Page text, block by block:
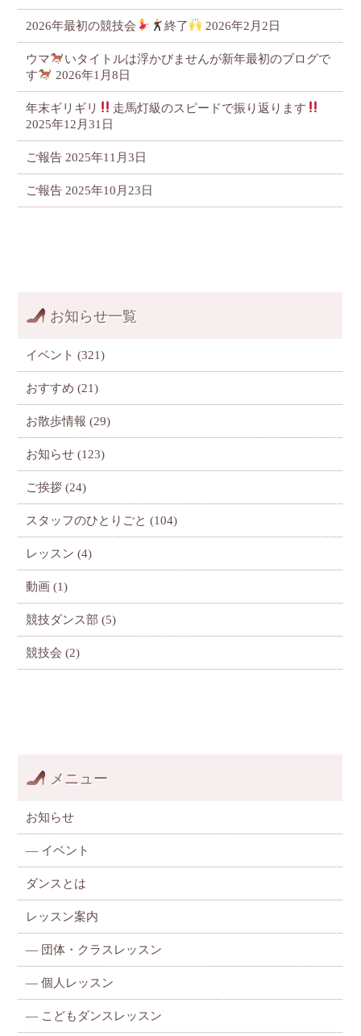
2026年最初の競技会 終了 2026年2月2日
ウマ
いタイトルは浮かびませんが新年最初のブログで
す
2026年1月8日
年末ギリギリ
走馬灯級のスピードで振り返ります
2025年12月31日
ご報告 2025年11月3日
ご報告 2025年10月23日
お知らせ一覧
イベント (321)
おすすめ (21)
お散歩情報 (29)
お知らせ (123)
ご挨拶 (24)
スタッフのひとりごと (104)
レッスン (4)
動画 (1)
競技ダンス部 (5)
競技会 (2)
メニュー
お知らせ
— イベント
ダンスとは
レッスン案内
— 団体・クラスレッスン
—個人レッスン
— こどもダンスレッスン